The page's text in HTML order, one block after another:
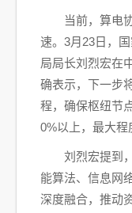
当前，算电
速。3月23日，
局局长刘烈宏在
确表示，下一步
程，确保枢纽节
0%以上，最大程
刘烈宏提到
能算法、信息网
深度融合，推动